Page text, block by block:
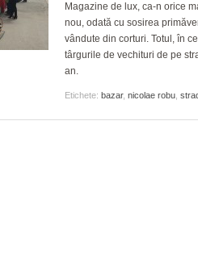
Magazine de lux, ca-n orice
nou, odată cu sosirea
vândute din corturi. Totul, în
târgurile de vechituri de pe
an.
Etichete: bazar, nicolae robu